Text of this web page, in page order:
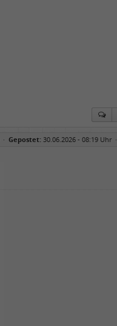
· Gepostet: 30.06.2026 - 08:19 Uhr ·